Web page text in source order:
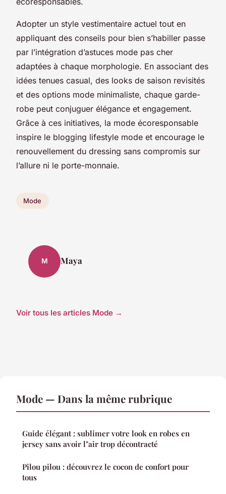
Adopter un style vestimentaire actuel tout en
appliquant des conseils pour bien s’habiller passe
par l’intégration d’astuces mode pas cher
adaptées à chaque morphologie. En associant des
idées tenues casual, des looks de saison revisités
et des options mode minimaliste, chaque garde-
robe peut conjuguer élégance et engagement.
Grâce à ces initiatives, la mode écoresponsable
inspire le blogging lifestyle mode et encourage le
renouvellement du dressing sans compromis sur
l’allure ni le porte-monnaie.
Mode
M Maya
Voir tous les articles Mode →
Mode — Dans la même rubrique
Guide élégant : sublimer votre look en robes en
jersey sans avoir l"air trop décontracté
Pilou pilou : découvrez le cocon de confort pour
tous